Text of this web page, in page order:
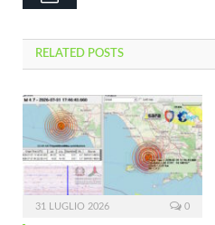
RELATED POSTS
31 LUGLIO 2026 0